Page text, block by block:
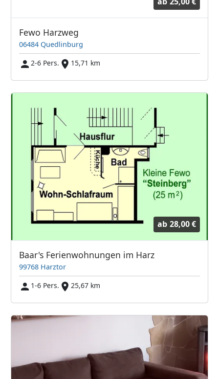
Fewo Harzweg
06484 Quedlinburg
2-6 Pers.
15,71 km
ab 28,00 €
Baar's Ferienwohnungen im Harz
99768 Harztor
1-6 Pers.
25,67 km